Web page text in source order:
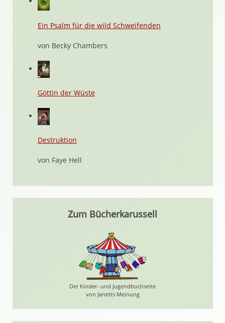
Ein Psalm für die wild Schweifenden
von Becky Chambers
Göttin der Wüste
Destruktion
von Faye Hell
Zum Bücherkarussell
Der Kinder- und Jugendbuchseite
von Janetts Meinung